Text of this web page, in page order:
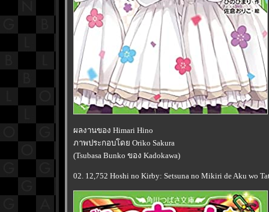
ผลงานของ Himari Hino
ภาพประกอบโดย Oriko Sakura
(Tsubasa Bunko ของ Kadokawa)
02. 12,752 Hoshi no Kirby: Setsuna no Mikiri de Aku wo